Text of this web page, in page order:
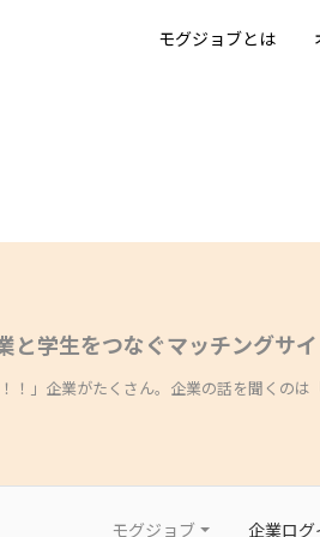
モグジョブとは
と学生をつなぐマッチングサイ
！」企業がたくさん。企業の話を聞くの
モグジョブ 企業ログ